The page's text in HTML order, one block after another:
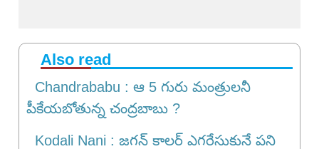
Also read
Chandrababu : ఆ 5 గురు మంత్రులనీ
పీకేయబోతున్న చంద్రబాబు ?
Kodali Nani : జగన్ కాలర్ ఎగరేసుకునే పని